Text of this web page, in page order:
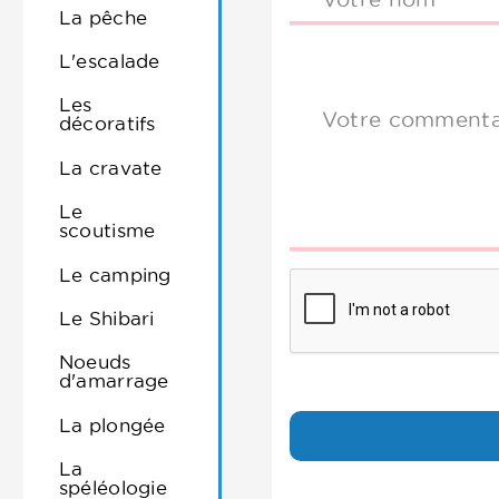
La pêche
L'escalade
Les
décoratifs
La cravate
Le
scoutisme
Le camping
Le Shibari
Noeuds
d'amarrage
La plongée
La
spéléologie
Votre